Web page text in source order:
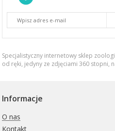
Specjalistyczny internetowy sklep
od ręki, jedyny ze zdjęciami 360 stopni,
Informacje
O nas
Kontakt